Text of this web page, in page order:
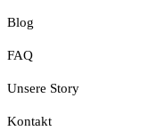
Blog
FAQ
Unsere Story
Kontakt